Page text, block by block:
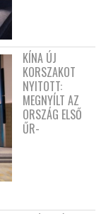
KÍNA ÚJ
KORSZAKOT
NYITOTT:
MEGNYÍLT AZ
ORSZÁG ELSŐ
ŰR-